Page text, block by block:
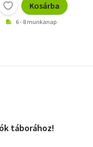
Kosárba
6 - 8 munkanap
táborához!